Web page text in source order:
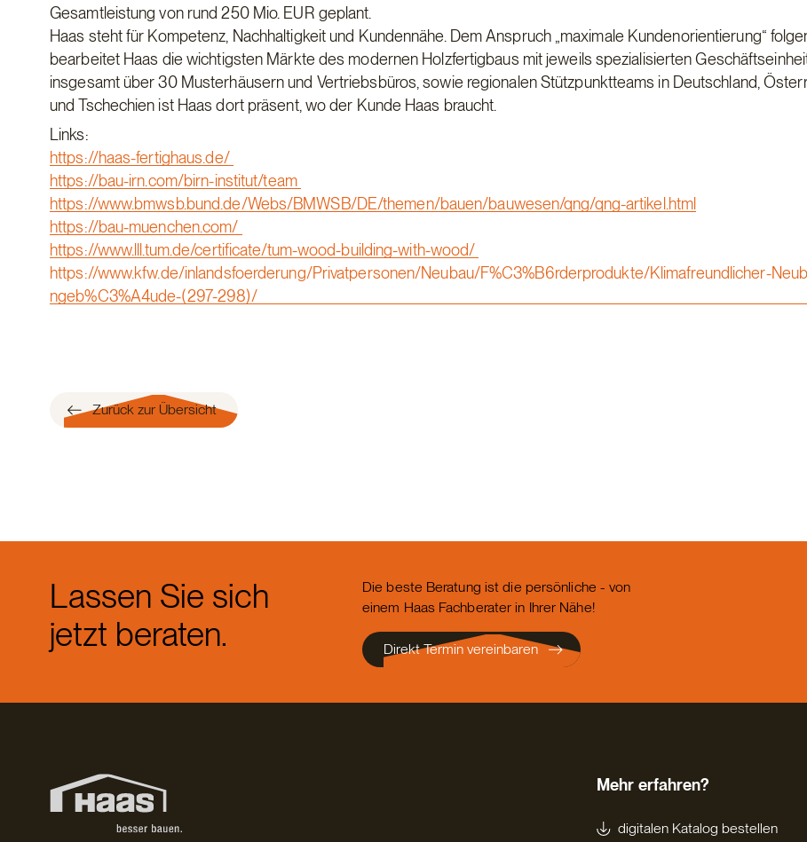
Gesamtleistung von rund 250 Mio. EUR geplant.
Haas steht für Kompetenz, Nachhaltigkeit und Kundennähe. Dem Anspruch „maximale Kundenorientierung“
bearbeitet Haas die wichtigsten Märkte des modernen Holzfertigbaus mit jeweils spezialisierten
insgesamt über 30 Musterhäusern und Vertriebsbüros, sowie regionalen Stützpunktteams in Deutschland,
und Tschechien ist Haas dort präsent, wo der Kunde Haas braucht.
Links:
https://haas-fertighaus.de/
https://bau-irn.com/birn-institut/team
https://www.bmwsb.bund.de/Webs/BMWSB/DE/themen/bauen/bauwesen/qng/qng-artikel.html
https://bau-muenchen.com/
https://www.lll.tum.de/certificate/tum-wood-building-with-wood/
https://www.kfw.de/inlandsfoerderung/Privatpersonen/Neubau/F%C3%B6rderprodukte/Klimafreundlicher-
ngeb%C3%A4ude-(297-298)/
Zurück zur Übersicht
Lassen Sie sich
jetzt beraten.
Die beste Beratung ist die persönliche - von
einem Haas Fachberater in Ihrer Nähe!
Direkt Termin vereinbaren
Mehr erfahren?
digitalen Katalog bestellen